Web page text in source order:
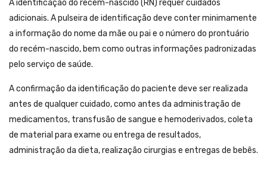
A identificação do recém-nascido (RN) requer cuidados
adicionais. A pulseira de identificação deve conter minimamente
a informação do nome da mãe ou pai e o número do prontuário
do recém-nascido, bem como outras informações padronizadas
pelo serviço de saúde.
A confirmação da identificação do paciente deve ser realizada
antes de qualquer cuidado, como antes da administração de
medicamentos, transfusão de sangue e hemoderivados, coleta
de material para exame ou entrega de resultados,
administração da dieta, realização cirurgias e entregas de bebês.